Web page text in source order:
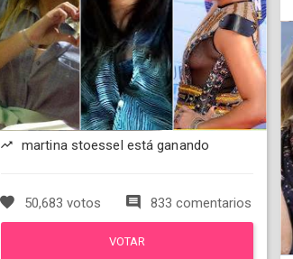
martina stoessel está ganando
50,683 votos 833 comentarios
VOTAR